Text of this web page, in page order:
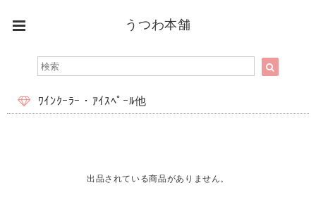
うつわ本舗
ﾜｲﾝｸｰﾗｰ・ｱｲｽﾍﾟｰﾙ他
出品されている商品がありません。